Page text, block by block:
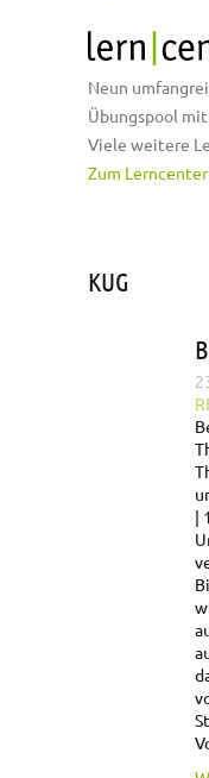
Neun
Übungspool
Viele weitere
Zum Lerncenter
KUG